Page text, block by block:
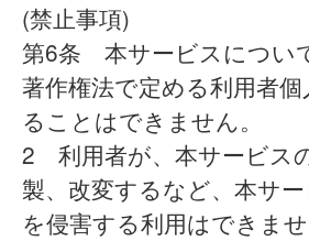
(禁止事項)
第6条 本サービスについ
著作権法で定める利用者
ることはできません。
2 利用者が、本サービス
製、改変するなど、本サ
を侵害する利用はできませ